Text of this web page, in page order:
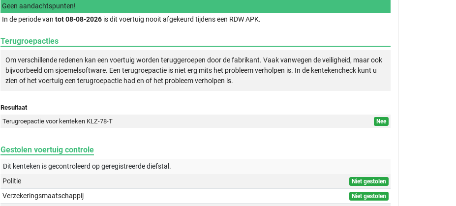
Geen aandachtspunten!
In de periode van tot 08-08-2026 is dit voertuig nooit afgekeurd tijdens een RDW APK.
Terugroepacties
Om verschillende redenen kan een voertuig worden teruggeroepen door de fabrikant. Vaak vanwegen de veiligheid, maar ook
bijvoorbeeld om sjoemelsoftware. Een terugroepactie is niet erg mits het probleem verholpen is. In de kentekencheck kunt u
zien of het voertuig een terugroepactie had en of het probleem verholpen is.
Resultaat
Terugroepactie voor kenteken KLZ-78-T
Nee
Gestolen voertuig controle
Dit kenteken is gecontroleerd opgeregistreerdediefstal.
Politie
Niet gestolen
Verzekeringsmaatschappij Niet gestolen